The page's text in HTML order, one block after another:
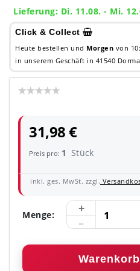
Lieferung: Di. 11.08. - Mi.
Click & Collect
Heute bestellen und Morgen von
in unserem Geschäft in 41540
31,98 €
Preis pro: 1 Stück
inkl. ges. MwSt. zzgl.
Menge:
Warenkorb